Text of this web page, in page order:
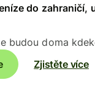
do zahraničí,
budou doma
Zjistěte více